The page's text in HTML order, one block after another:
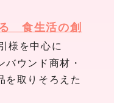
る 食生活の創
様を中心に
バウンド商材・
を取りそろえた
した。